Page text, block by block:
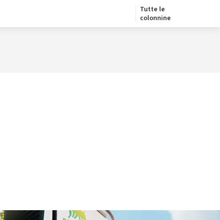
Tutte le
colonnine